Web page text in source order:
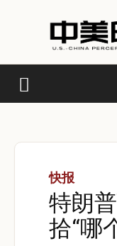
快报
特朗
拾“哪